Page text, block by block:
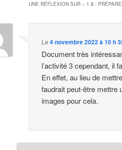
UNE RÉFLEXION SUR « 1.8 :
Le 4 novembre 2022 à 10 h
Document très
l’activité 3 cependant, il
En effet, au lieu de
faudrait peut-être mettre
images pour cela.